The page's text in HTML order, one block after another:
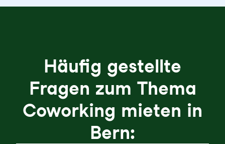
Häufig gestellte
Fragen zum Thema
Coworking mieten in
Bern: